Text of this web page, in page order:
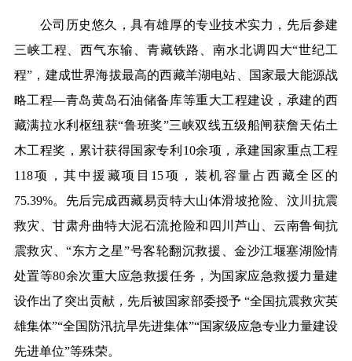
公司历史悠久，具有雄厚的专业技术实力，先后参建
三峡工程、西气东输、青藏铁路、南水北调四大“世纪工
程”，建成世界海拔最高的西藏羊湖电站、国家最大能源战
略工程—青岛黄岛石油储备库等重大工程建设，承建的西
藏满拉水利枢纽获“鲁班奖”三峡双线五级船闸获詹天佑土
木工程奖，累计获得国家专利10余项，承建国家重点工程
118项，其中援藏项目15项，装机容量占西藏全区的
75.39%。先后完成西藏易贡特大山体滑坡抢险、汶川抗震
救灾、甘肃舟曲特大泥石流抢险和四川芦山、云南鲁甸抗
震救灾、“东方之星”号客轮翻沉救援、金沙江堰塞湖险情
处置等80余次重大应急救援任务，为国家应急救援力量建
设作出了突出贡献，先后被国家部委授予 “全国抗震救灾英
雄集体”“全国防汛抗旱先进集体”“国家级应急专业力量建设
先进单位”等殊荣。